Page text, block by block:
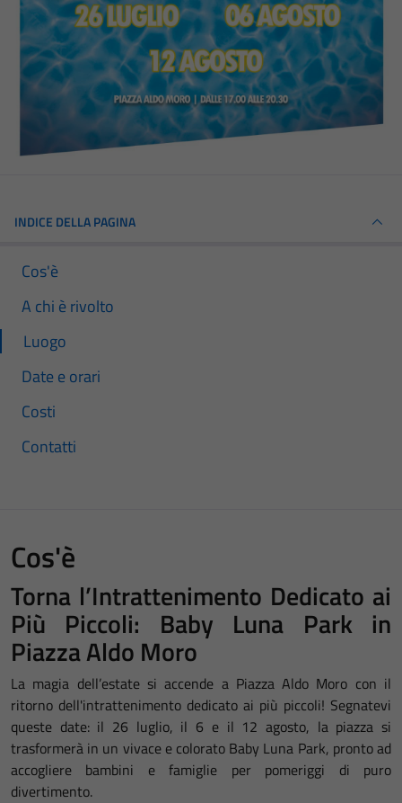
INDICE DELLA PAGINA
Cos'è
A chi è rivolto
Luogo
Date e orari
Costi
Contatti
Cos'è
Torna l’Intrattenimento Dedicato ai
Più Piccoli: Baby Luna Park in
Piazza Aldo Moro
La magia dell’estate si accende a Piazza Aldo Moro con il
ritorno dell'intrattenimento dedicato ai più piccoli! Segnatevi
queste date: il 26 luglio, il 6 e il 12 agosto, la piazza si
trasformerà in un vivace e colorato Baby Luna Park, pronto ad
accogliere bambini e famiglie per pomeriggi di puro
divertimento.